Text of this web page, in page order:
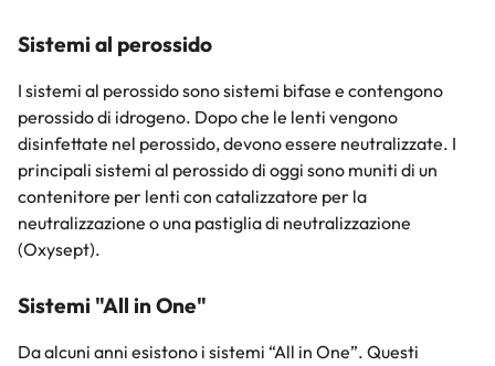
Sistemi al perossido
I sistemi al perossido sono sistemi bifase e contengono
perossido di idrogeno. Dopo che le lenti vengono
disinfettate nel perossido, devono essere neutralizzate. I
principali sistemi al perossido di oggi sono muniti di un
contenitore per lenti con catalizzatore per la
neutralizzazione o una pastiglia di neutralizzazione
(Oxysept).
Sistemi "All in One"
Da alcuni anni esistono i sistemi “All in One”. Questi